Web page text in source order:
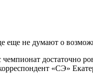
еще не думают о
чемпионат
«СЭ»